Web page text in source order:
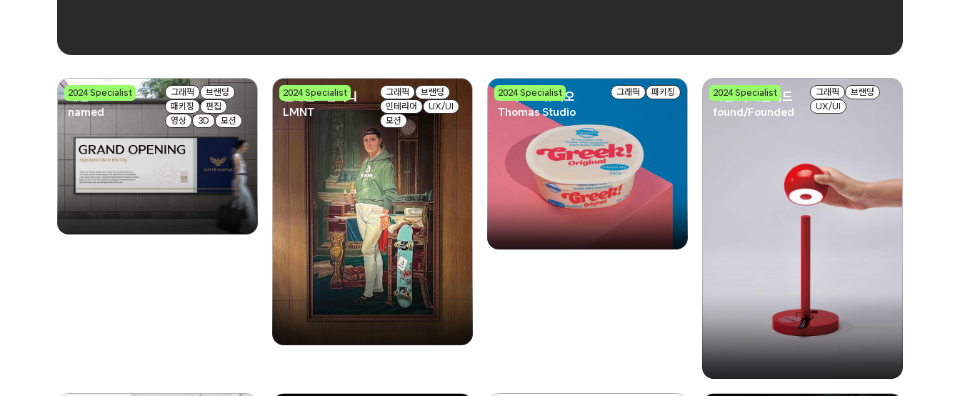
2024 Specialist
네임드
named
그래픽
브랜딩
패키징
편집
영상
3D 모션
2024 Specialist
엘레멘트컴퍼니
LMNT
그래픽
브랜딩
인테리어
UX/UI
모션
2024 Specialist
토마스 스튜디오
Thomas Studio
그래픽 패키징 2024 Specialist
파운드/파운디드
found/Founded
그래픽
브랜딩
UX/UI